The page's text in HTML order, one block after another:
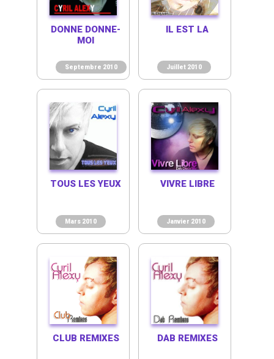
Septembre 2010
DONNE DONNE-
MOI
Juillet 2010
IL EST LA
Mars 2010
TOUS LES YEUX
Janvier 2010
VIVRE LIBRE
CLUB REMIXES DAB REMIXES